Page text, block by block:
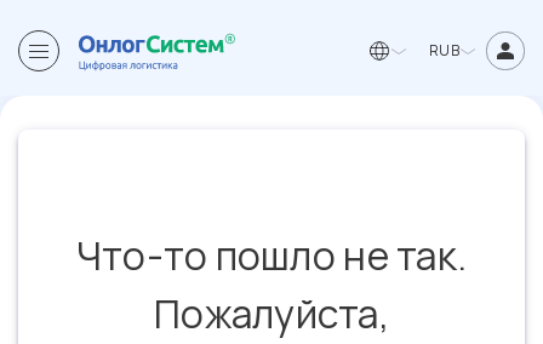
RUB
Что-то пошло не так.
Пожалуйста,